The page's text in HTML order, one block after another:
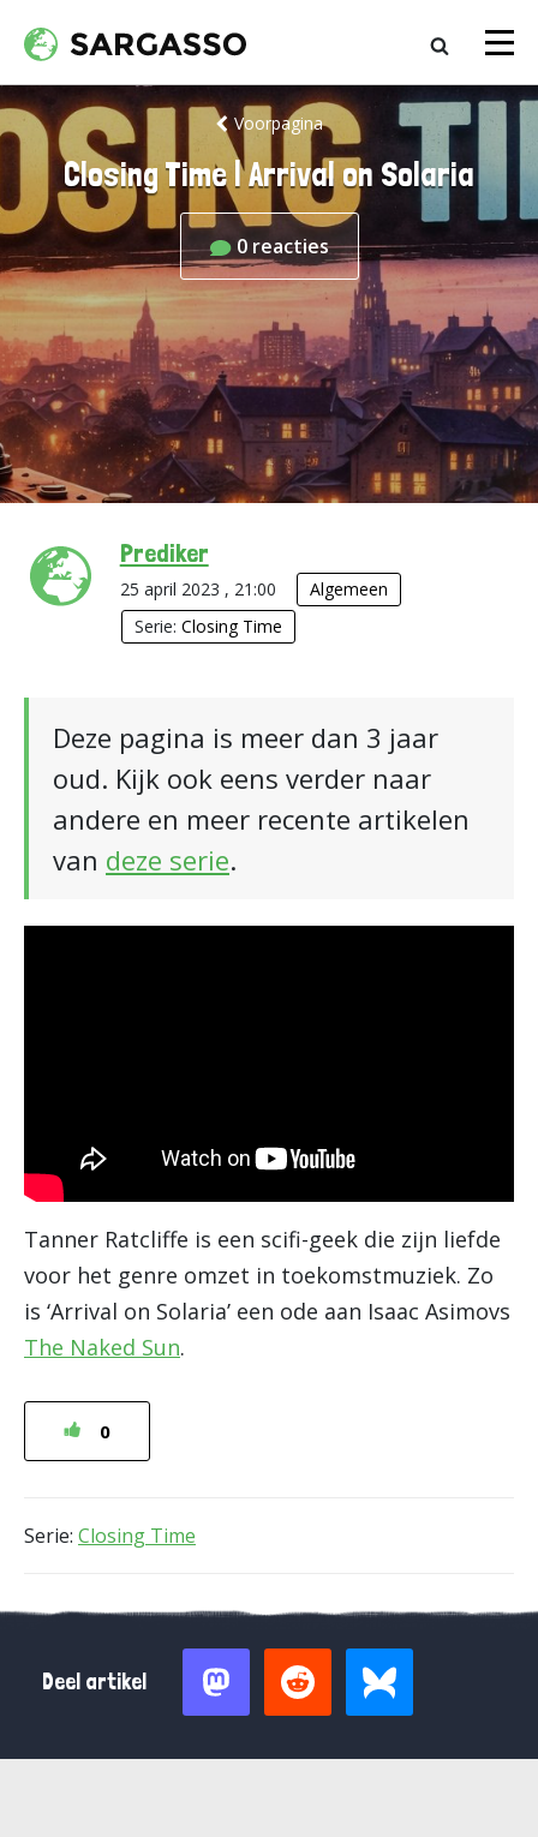
Voorpagina
Closing Time | Arrival on Solaria
0 reacties
Prediker
25 april 2023 , 21:00
Algemeen
Serie: Closing Time
Deze pagina is meer dan 3 jaar
oud. Kijk ook eens verder naar
andere en meer recente artikelen
van deze serie.
Tanner Ratcliffe is een scifi-geek die zijn liefde
voor het genre omzet in toekomstmuziek. Zo
is ‘Arrival on Solaria’ een ode aan Isaac Asimovs
The Naked Sun.
0
Serie: Closing Time
Deel artikel